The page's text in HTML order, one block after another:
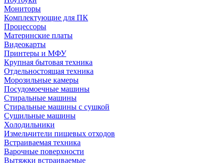
Мониторы
Комплектующие для ПК
Процессоры
Материнские платы
Видеокарты
Принтеры и МФУ
Крупная бытовая техника
Отдельностоящая техника
Морозильные камеры
Посудомоечные машины
Стиральные машины
Стиральные машины с сушкой
Сушильные машины
Холодильники
Измельчители пищевых отходов
Встраиваемая техника
Варочные поверхности
Вытяжки встраиваемые